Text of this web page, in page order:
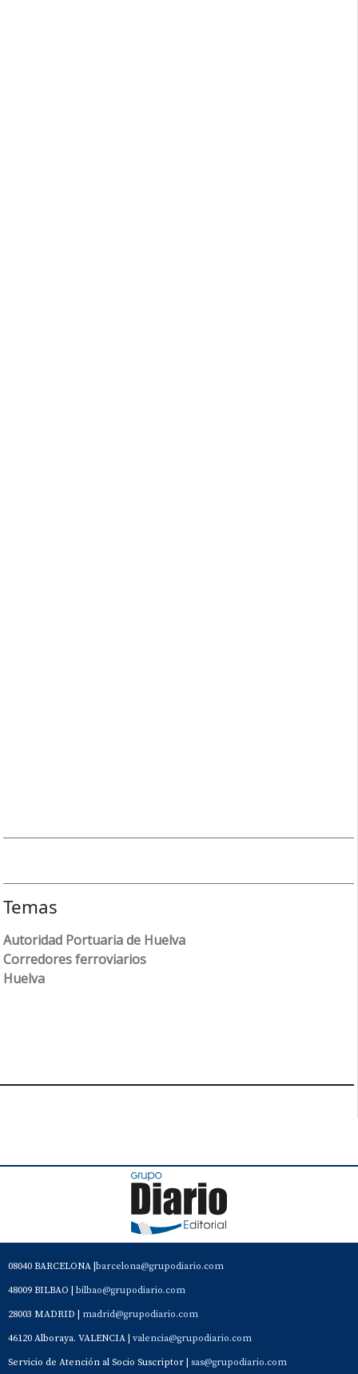
Temas
Autoridad Portuaria de Huelva
Corredores ferroviarios
Huelva
08040 BARCELONA | barcelona@grupodiario.com
48009 BILBAO | bilbao@grupodiario.com
28003 MADRID | madrid@grupodiario.com
46120 Alboraya. VALENCIA | valencia@grupodiario.com
Servicio de Atención al Socio Suscriptor | sas@grupodiario.com